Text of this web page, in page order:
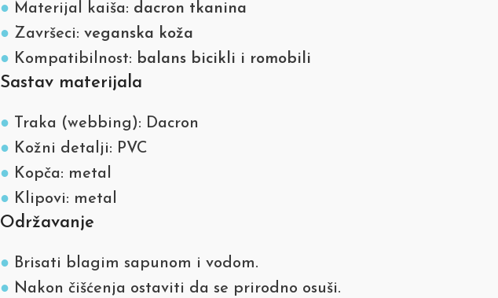
● Materijal kaiša: dacron tkanina
● Završeci: veganska koža
● Kompatibilnost: balans bicikli i romobili
Sastav materijala
● Traka (webbing): Dacron
● Kožni detalji: PVC
● Kopča: metal
● Klipovi: metal
Održavanje
● Brisati blagim sapunom i vodom.
● Nakon čišćenja ostaviti da se prirodno osuši.